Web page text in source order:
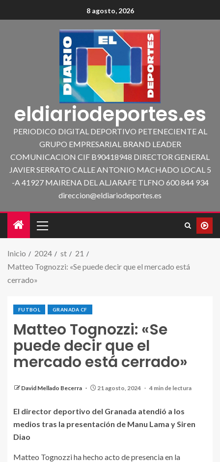
8 agosto, 2026
eldiariodeportes.es
PERIODICO DIGITAL DEPORTIVO PETENECIENTE AL
GRUPO EMPRESARIAL BRAND LEADER
COMUNICACION CIF B90418948 DIRECTOR GENERAL
JAVIER SERRATO CALLE ANTONIO MACHADO LOCAL 5
-A 41927 MAIRENA DEL ALJARAFE TLFNO 600 844 934
direccion@eldiariodeportes.es
Inicio 2024 st
21
Matteo Tognozzi: «Se puede decir que el mercado está
cerrado»
FUTBOL GRANADA CF
Matteo Tognozzi: «Se
puede decir que el
mercado está cerrado»
David Mellado Becerra 21 agosto, 2024 4 min de lectura
Tognozzi posa para una fotografía con Manu Lama y
Siren Diao | Foto: Granada CF.
El director deportivo del Granada atendió a los
medios tras la presentación de Manu Lama y Siren
Diao
Matteo Tognozzi ha hecho acto de presencia en la